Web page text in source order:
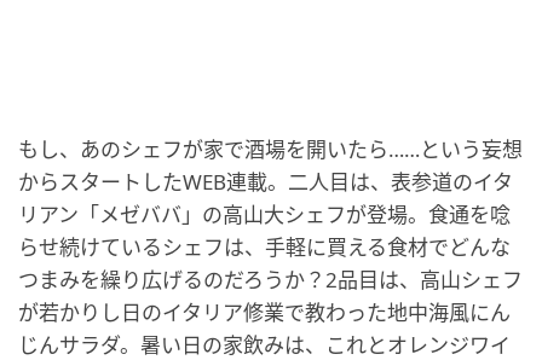
もし、あのシェフが家で酒場を開いたら……という妄想
からスタートしたWEB連載。二人目は、表参道のイタ
リアン「メゼババ」の高山大シェフが登場。食通を唸
らせ続けているシェフは、手軽に買える食材でどんな
つまみを繰り広げるのだろうか？2品目は、高山シェフ
が若かりし日のイタリア修業で教わった地中海風にん
じんサラダ。暑い日の家飲みは、これとオレンジワイ